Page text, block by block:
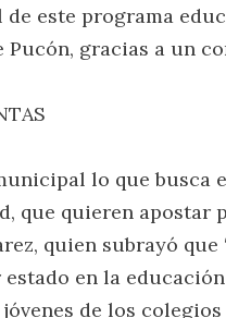
este programa
Pucón, gracias a un
lo que busca
que quieren apostar
quien subrayó
estado en la
de los